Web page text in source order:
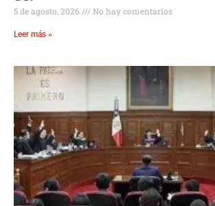
5 de agosto, 2026 No hay comentarios
Leer más »